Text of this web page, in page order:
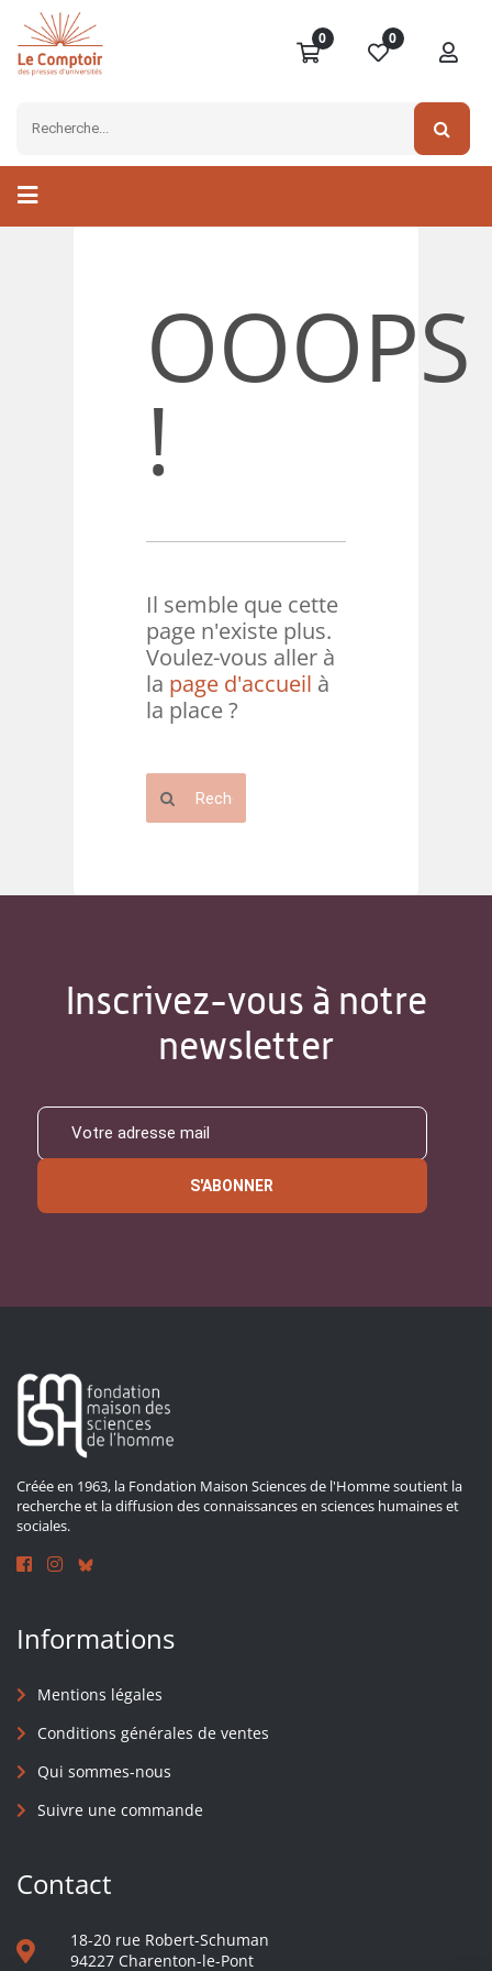
0 0
OOOPS
!
Il semble que cette
page n'existe plus.
Voulez-vous aller à
la page d'accueil à
la place ?
Inscrivez-vous à notre
newsletter
S'ABONNER
Créée en 1963, la Fondation Maison Sciences de l'Homme soutient la
recherche et la diffusion des connaissances en sciences humaines et
sociales.
Informations
Mentions légales
Conditions générales de ventes
Qui sommes-nous
Suivre une commande
Contact
18-20 rue Robert-Schuman
94227 Charenton-le-Pont